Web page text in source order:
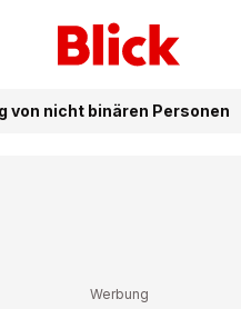
von nicht binären Personen